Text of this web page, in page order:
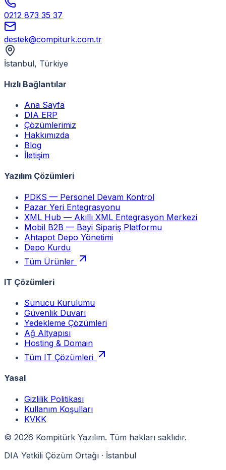
0212 873 35 37
destek@compiturk.com.tr
İstanbul, Türkiye
Hızlı Bağlantılar
Ana Sayfa
DIA ERP
Çözümlerimiz
Hakkımızda
Blog
İletişim
Yazılım Çözümleri
PDKS — Personel Devam Kontrol
Pazar Yeri Entegrasyonu
XML Hub — Akıllı XML Entegrasyon Merkezi
Mobil B2B — Bayi Sipariş Platformu
Ahtapot Depo Yönetimi
Depo Kurdu
Tüm Ürünler
IT Çözümleri
Sunucu Kurulumu
Güvenlik Duvarı
Yedekleme Çözümleri
Ağ Altyapısı
Hosting & Domain
Tüm IT Çözümleri
Yasal
Gizlilik Politikası
Kullanım Koşulları
KVKK
© 2026 Kompitürk Yazılım. Tüm hakları saklıdır.
DIA Yetkili Çözüm Ortağı · İstanbul